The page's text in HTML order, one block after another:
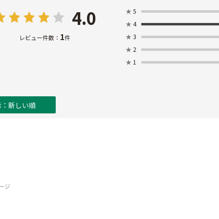
4.0
レビュー件数： 1件
★ 5
★ 4
★ 3
★ 2
★ 1
新しい順
ジ